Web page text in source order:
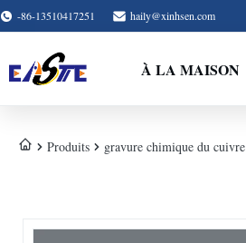
-86-13510417251 haily@xinhsen.com
À LA MAISON
Produits gravure chimique du cuivre